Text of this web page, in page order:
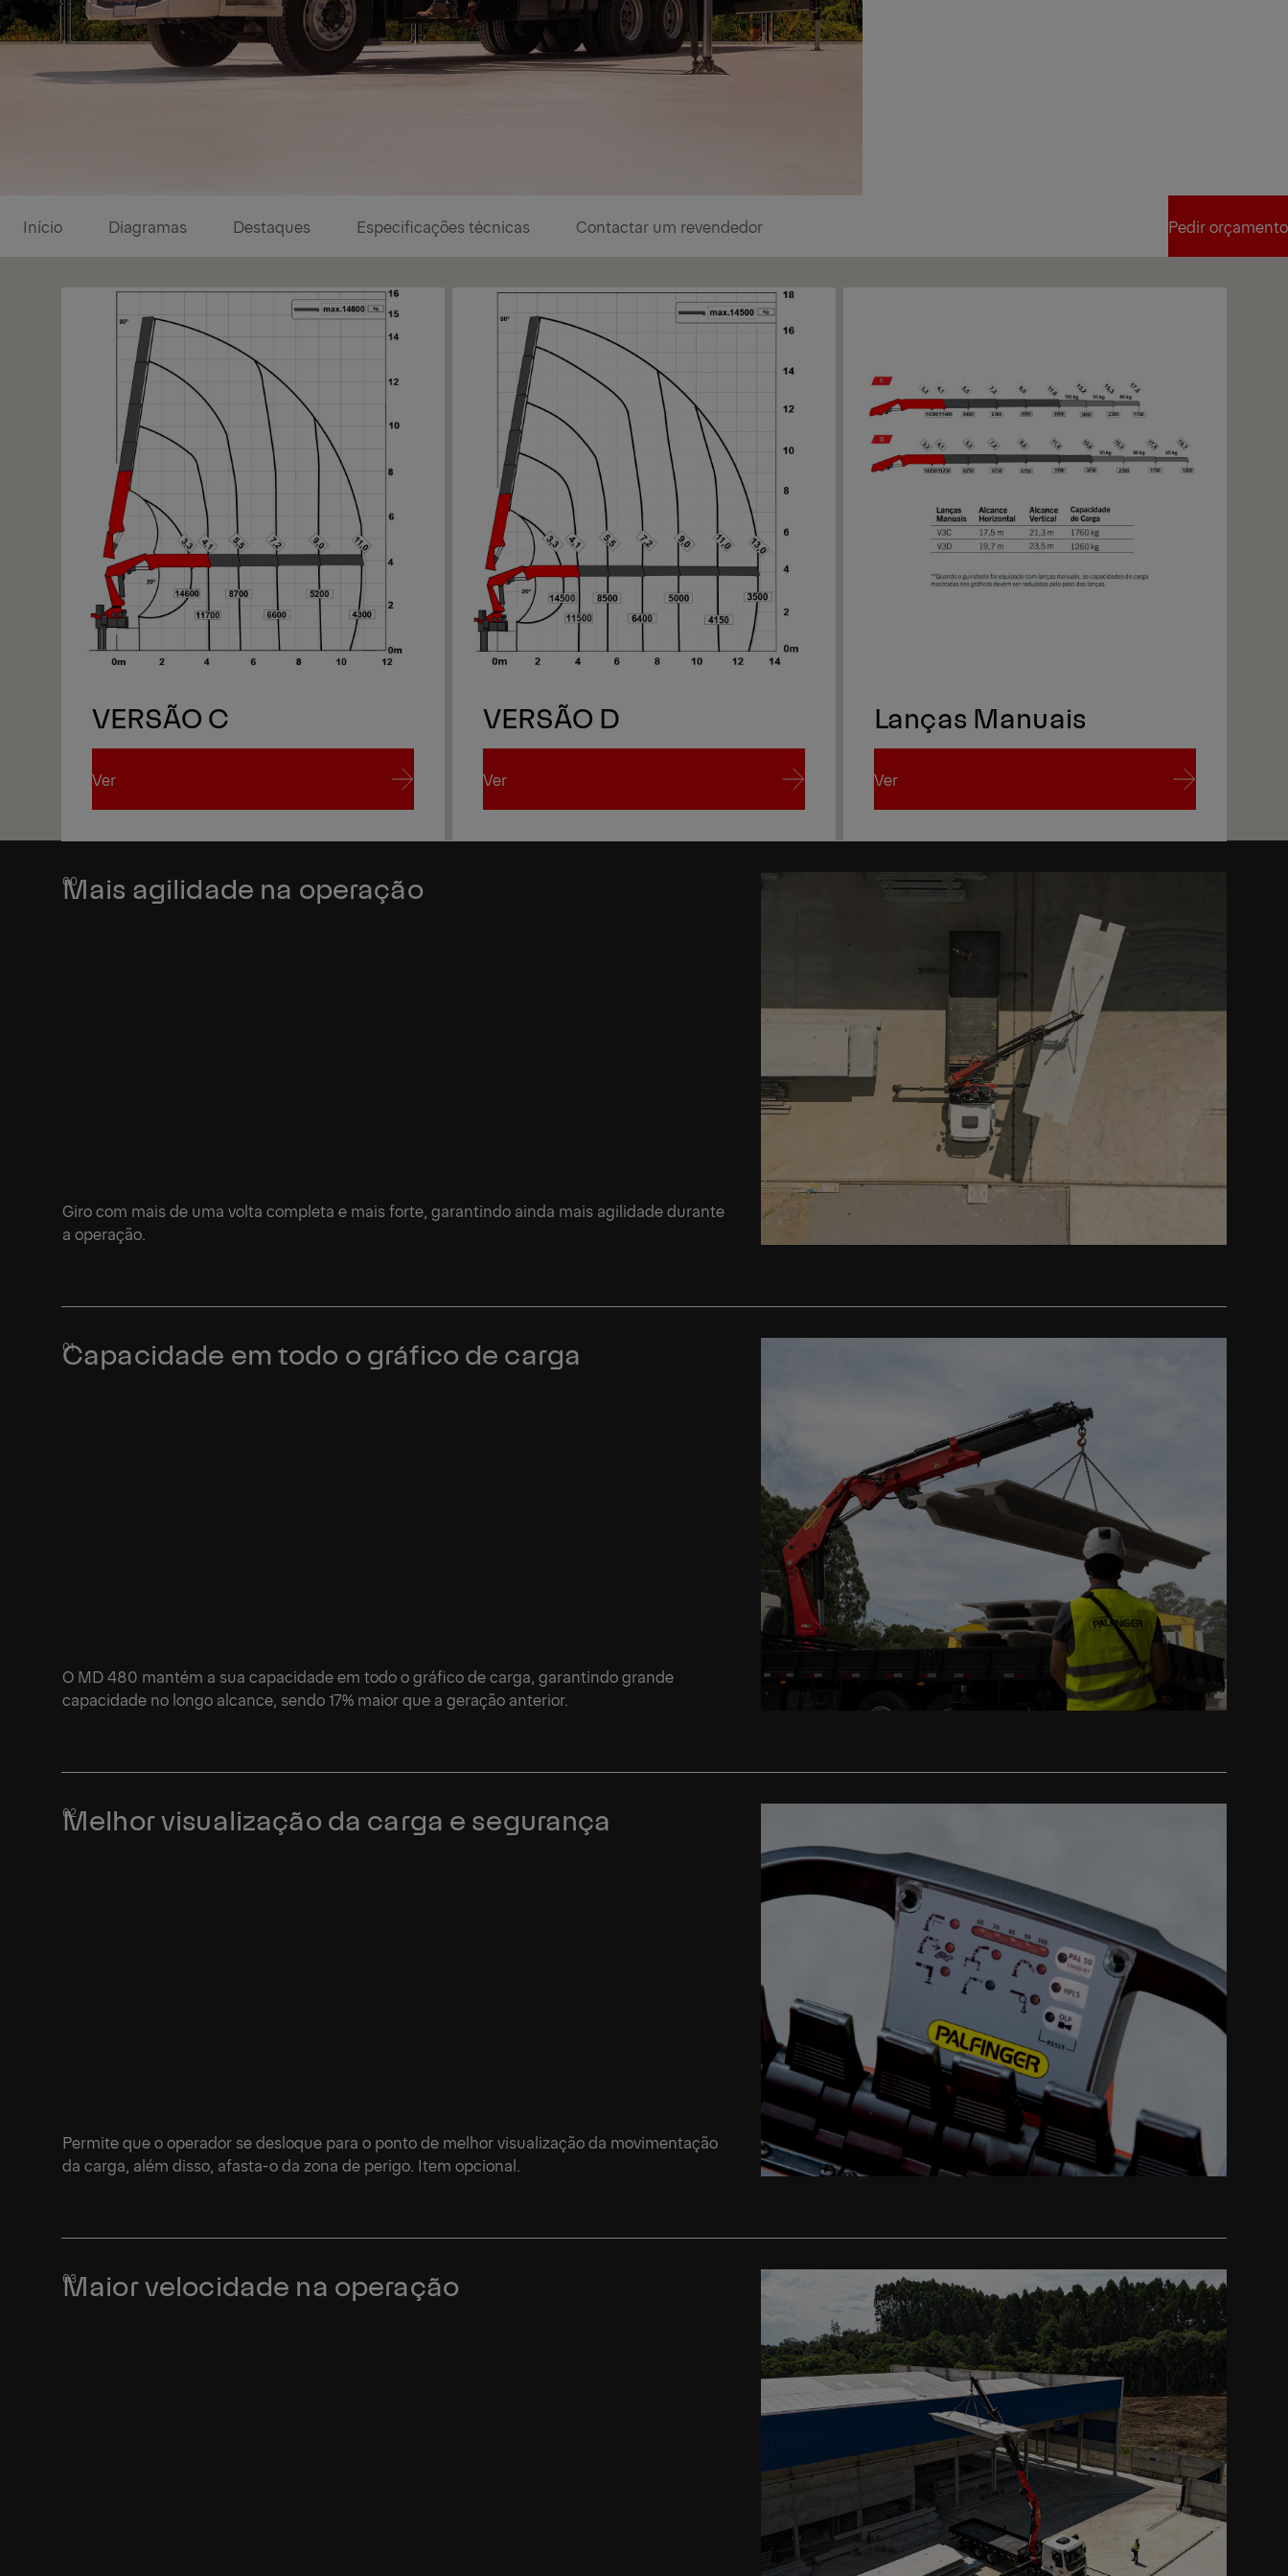
1/3
Início Diagramas Destaques Especificações técnicas Contactar um revendedor Pedir orçamento
Diagramas
VERSÃO C
Ver
Ver
VERSÃO D
Ver
Ver
Lanças Manuais
Ver
Ver
Mais agilidade na operação
Giro com mais de uma volta completa e mais forte, garantindo ainda mais agilidade durante
a operação.
Capacidade em todo o gráfico de carga
O MD 480 mantém a sua capacidade em todo o gráfico de carga, garantindo grande
capacidade no longo alcance, sendo 17% maior que a geração anterior.
Melhor visualização da carga e segurança
Permite que o operador se desloque para o ponto de melhor visualização da movimentação
da carga, além disso, afasta-o da zona de perigo. Item opcional.
Maior velocidade na operação